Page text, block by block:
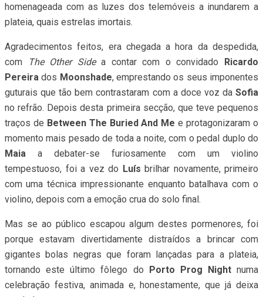
homenageada com as luzes dos telemóveis a inundarem a
plateia, quais estrelas imortais.
Agradecimentos feitos, era chegada a hora da despedida,
com
The Other Sidea contar com o convidado Ricardo
Pereira dos Moonshade, emprestando os seus imponentes
guturais que tão bem contrastaram com a doce voz da Sofia
no refrão. Depois desta primeira secção, que teve pequenos
traços de Between The Buried And Me e protagonizaram o
momento mais pesado de toda a noite, com o pedal duplo do
Maia a debater-se furiosamente com um violino
tempestuoso, foi a vez do Luís brilhar novamente, primeiro
com uma técnica impressionante enquanto batalhava com o
violino, depois com a emoção crua do solo final.
Mas se ao público escapou algum destes pormenores, foi
porque estavam divertidamente distraídos a brincar com
gigantes bolas negras que foram lançadas para a plateia,
tornando este último fôlego do Porto Prog Nightnuma
celebração festiva, animada e, honestamente, que já deixa